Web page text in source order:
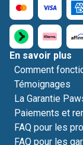
En savoir plus
Comment
Témoignages
La Garantie
Paiements et
FAQ pour les
FAQ pour les